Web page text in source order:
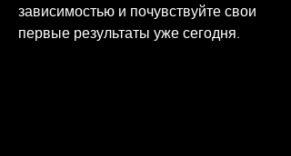
зависимостью и почувствуйте свои
первые результаты уже сегодня.